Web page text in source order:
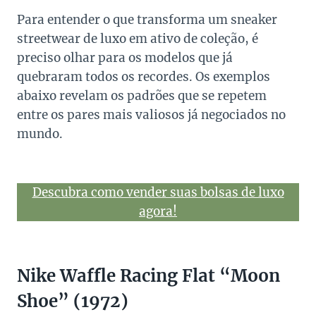
Para entender o que transforma um sneaker
streetwear de luxo em ativo de coleção, é
preciso olhar para os modelos que já
quebraram todos os recordes. Os exemplos
abaixo revelam os padrões que se repetem
entre os pares mais valiosos já negociados no
mundo.
Descubra como vender suas bolsas de luxo
agora!
Nike Waffle Racing Flat “Moon
Shoe” (1972)